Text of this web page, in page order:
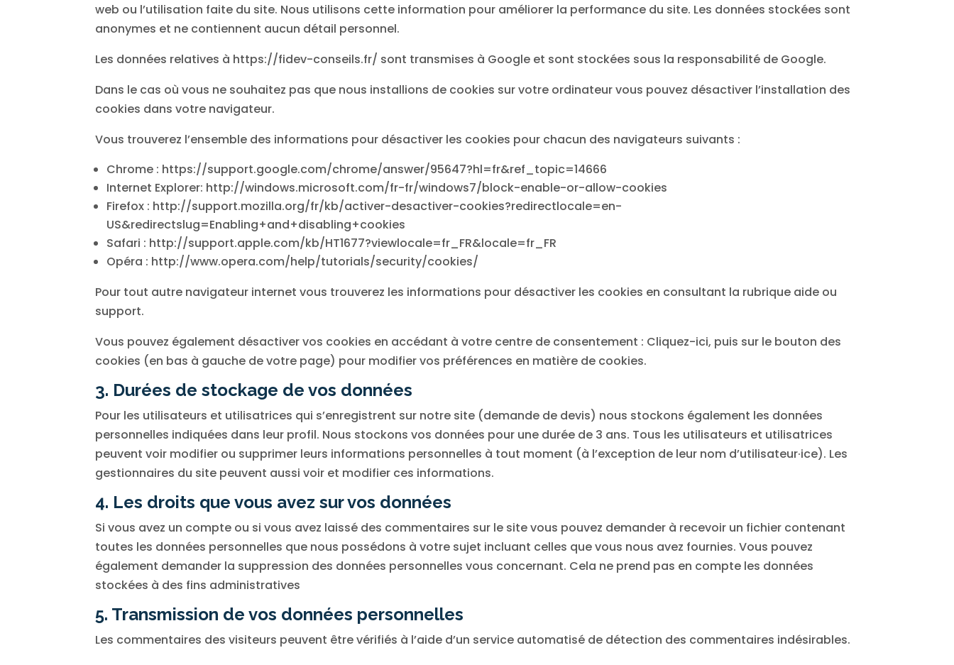
web ou l’utilisation faite du site. Nous utilisons cette information pour améliorer la performance du site. Les données stockées sont
anonymes et ne contiennent aucun détail personnel.
Les données relatives à https://fidev-conseils.fr/ sont transmises à Google et sont stockées sous la responsabilité de Google.
Dans le cas où vous ne souhaitez pas que nous installions de cookies sur votre ordinateur vous pouvez désactiver l’installation des
cookies dans votre navigateur.
Vous trouverez l’ensemble des informations pour désactiver les cookies pour chacun des navigateurs suivants :
Chrome : https://support.google.com/chrome/answer/95647?hl=fr&ref_topic=14666
Internet Explorer: http://windows.microsoft.com/fr-fr/windows7/block-enable-or-allow-cookies
Firefox : http://support.mozilla.org/fr/kb/activer-desactiver-cookies?redirectlocale=en-
US&redirectslug=Enabling+and+disabling+cookies
Safari : http://support.apple.com/kb/HT1677?viewlocale=fr_FR&locale=fr_FR
Opéra : http://www.opera.com/help/tutorials/security/cookies/
Pour tout autre navigateur internet vous trouverez les informations pour désactiver les cookies en consultant la rubrique aide ou
support.
Vous pouvez également désactiver vos cookies en accédant à votre centre de consentement : Cliquez-ici, puis sur le bouton des
cookies (en bas à gauche de votre page) pour modifier vos préférences en matière de cookies.
3. Durées de stockage de vos données
Pour les utilisateurs et utilisatrices qui s’enregistrent sur notre site (demande de devis) nous stockons également les données
personnelles indiquées dans leur profil. Nous stockons vos données pour une durée de 3 ans. Tous les utilisateurs et utilisatrices
peuvent voir modifier ou supprimer leurs informations personnelles à tout moment (à l’exception de leur nom d’utilisateur·ice). Les
gestionnaires du site peuvent aussi voir et modifier ces informations.
4. Les droits que vous avez sur vos données
Si vous avez un compte ou si vous avez laissé des commentaires sur le site vous pouvez demander à recevoir un fichier contenant
toutes les données personnelles que nous possédons à votre sujet incluant celles que vous nous avez fournies. Vous pouvez
également demander la suppression des données personnelles vous concernant. Cela ne prend pas en compte les données
stockées à des fins administratives
5. Transmission de vos données personnelles
Les commentaires des visiteurs peuvent être vérifiés à l’aide d’un service automatisé de détection des commentaires indésirables.